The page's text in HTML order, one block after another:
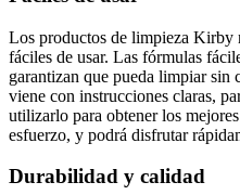
Los productos de limpieza Kirby
fáciles de usar. Las fórmulas
garantizan que pueda limpiar sin
viene con instrucciones claras,
utilizarlo para obtener los
esfuerzo, y podrá disfrutar
Durabilidad y calidad